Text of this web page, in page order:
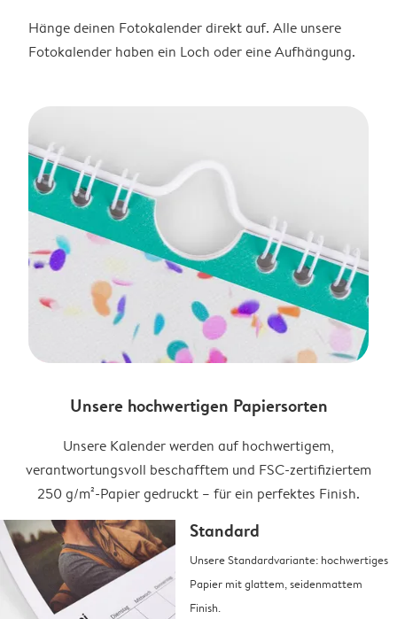
Hänge deinen Fotokalender direkt auf. Alle unsere
Fotokalender haben ein Loch oder eine Aufhängung.
Unsere hochwertigen Papiersorten
Unsere Kalender werden auf hochwertigem,
verantwortungsvoll beschafftem und FSC-zertifiziertem
250 g/m²-Papier gedruckt – für ein perfektes Finish.
Standard
Unsere Standardvariante: hochwertiges
Papier mit glattem, seidenmattem
Finish.